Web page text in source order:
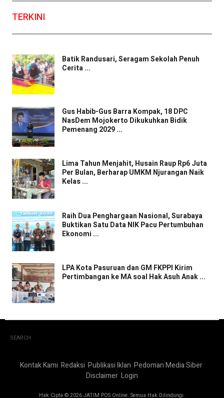
TERKINI
Batik Randusari, Seragam Sekolah Penuh
Cerita ...
Gus Habib-Gus Barra Kompak, 18 DPC
NasDem Mojokerto Dikukuhkan Bidik
Pemenang 2029 ...
Lima Tahun Menjahit, Husain Raup Rp6 Juta
Per Bulan, Berharap UMKM Njurangan Naik
Kelas ...
Raih Dua Penghargaan Nasional, Surabaya
Buktikan Satu Data NIK Pacu Pertumbuhan
Ekonomi ...
LPA Kota Pasuruan dan GM FKPPI Kirim
Pertimbangan ke MA soal Hak Asuh Anak ...
SEARCH
Kontak Kami Redaksi Publikasi Iklan Pedoman Media Siber
Disclaimer Login
Hak Cipta © 2026 JATIM POS Online. Semua Hak Dilindungi.